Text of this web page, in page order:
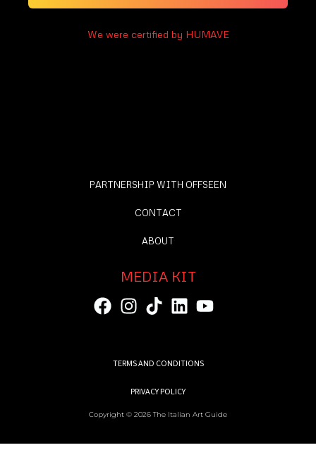
We were certified by HUMAVE
PARTNERSHIP WITH OFFSEEN
CONTACT
ABOUT
MEDIA KIT
TERMS AND CONDITIONS
PRIVACY POLICY
Copyright © 2026 The Italian Art Guide